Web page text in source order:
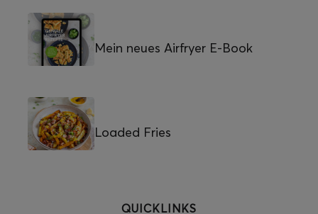
Mein neues Airfryer E-Book
Loaded Fries
QUICKLINKS